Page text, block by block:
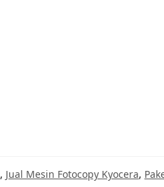
, Jual Mesin Fotocopy Kyocera,